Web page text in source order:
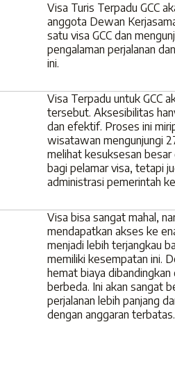
Visa Turis Terpadu GCC
anggota Dewan
satu visa GCC dan
pengalaman perjalanan
ini.
Visa Terpadu untuk GCC
tersebut. Aksesibilitas
dan efektif. Proses ini
wisatawan mengunjungi
melihat kesuksesan
bagi pelamar visa, tetapi
administrasi pemerintah
Visa bisa sangat mahal,
mendapatkan akses ke
menjadi lebih terjangkau
memiliki kesempatan ini.
hemat biaya
berbeda. Ini akan sangat
perjalanan lebih panjang
dengan anggaran terbatas.